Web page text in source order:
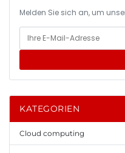
Melden Sie sich an, um
KATEGORIEN
Cloud computing